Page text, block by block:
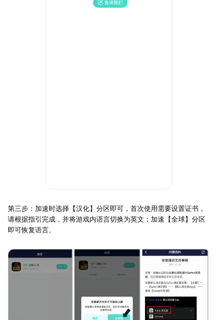
第三步：加速时选择【汉化】分区即可，首次使用需要设置证书，
请根据指引完成，并将游戏内语言切换为英文；加速【全球】分区
即可恢复语言。